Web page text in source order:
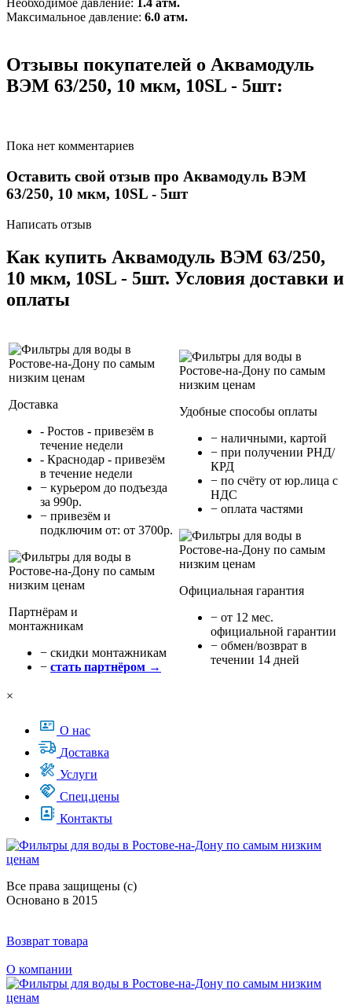
Необходимое давление:
1.4 атм.
Максимальное давление: 6.0 атм.
Отзывы покупателей о Аквамодуль
ВЭМ 63/250, 10 мкм, 10SL - 5шт:
Пока нет комментариев
Оставить свой отзыв про Аквамодуль ВЭМ
63/250, 10 мкм, 10SL - 5шт
Написать отзыв
Как купить Аквамодуль ВЭМ 63/250,
10 мкм, 10SL - 5шт. Условия доставки и
оплаты
Доставка
- Ростов - привезём в
течение недели
- Краснодар - привезём
в течение недели
− курьером до подъезда
за 990р.
− привезём и
подключим от: от 3700р.
Партнёрам и
монтажникам
− cкидки монтажникам
− стать партнёром →
Удобные способы оплаты
− наличными, картой
− при получении РНД/
КРД
− по счёту от юр.лица с
НДС
− оплата частями
Официальная гарантия
− от 12 мес.
официальной гарантии
− обмен/возврат в
течении 14 дней
×
О нас
Доставка
Услуги
Спец.цены
Контакты
Все права защищены (с)
Основано в 2015
Возврат товара
О компании